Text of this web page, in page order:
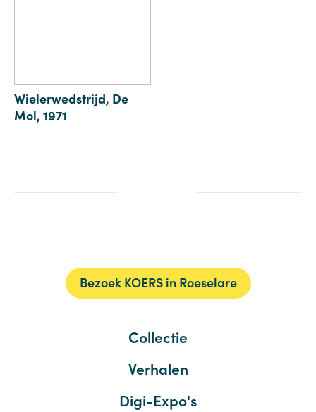
Wielerwedstrijd, De
Mol, 1971
Bezoek KOERS in Roeselare
Collectie
Verhalen
Digi-Expo's